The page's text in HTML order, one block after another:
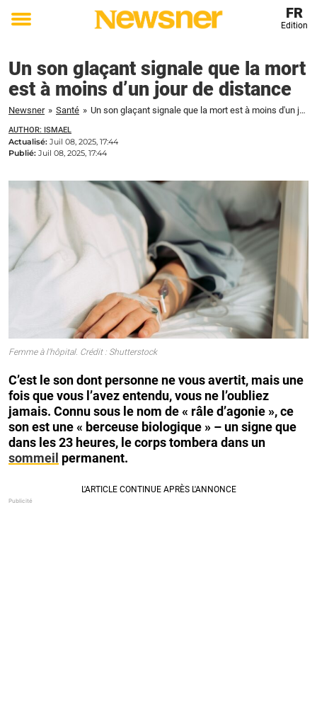
Toggle
FR
Edition
Un son glaçant signale que la mort
est à moins d’un jour de distance
Newsner » Santé » Un son glaçant signale que la mort est à moins d'un jour de distance
AUTHOR: ISMAEL
Actualisé: Juil 08, 2025, 17:44
Publié: Juil 08, 2025, 17:44
Femme à l'hôpital. Crédit : Shutterstock
C’est le son dont personne ne vous avertit, mais une
fois que vous l’avez entendu, vous ne l’oubliez
jamais. Connu sous le nom de « râle d’agonie », ce
son est une « berceuse biologique » – un signe que
dans les 23 heures, le corps tombera dans un
sommeil permanent.